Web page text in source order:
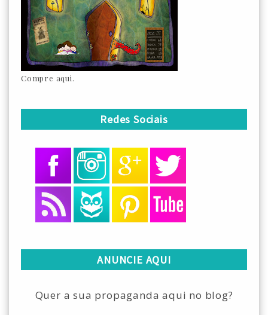
Compre aqui.
Redes Sociais
ANUNCIE AQUI
Quer a sua propaganda aqui no blog?